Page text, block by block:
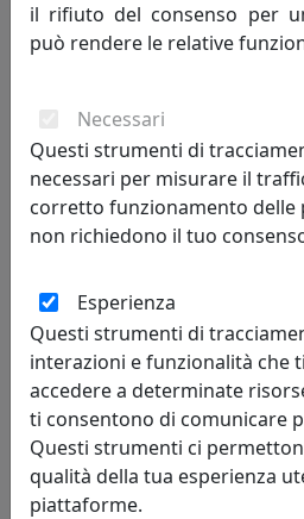
OROLOGIO DA PARETE SKYLINE
OROLOGIO DA PARETE SKYLINE
Progetti
il rifiuto del consenso per
può rendere le relative
Necessari
Questi strumenti di
necessari per misurare il
corretto funzionamento delle
non richiedono il tuo
Esperienza
Questi strumenti di
interazioni e funzionalità che
accedere a determinate
ti consentono di comunicare
Questi strumenti ci
qualità della tua esperienza
piattaforme.